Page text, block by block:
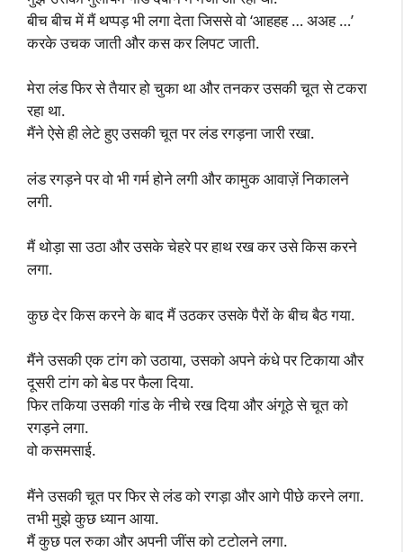
बीच बीच में मैं थप्पड़ भी लगा देता जिससे वो ‘आहहह … अअह …’
करके उचक जाती और कस कर लिपट जाती.
मेरा लंड फिर से तैयार हो चुका था और तनकर उसकी चूत से टकरा
रहा था.
मैंने ऐसे ही लेटे हुए उसकी चूत पर लंड रगड़ना जारी रखा.
लंड रगड़ने पर वो भी गर्म होने लगी और कामुक आवाज़ें निकालने
लगी.
मैं थोड़ा सा उठा और उसके चेहरे पर हाथ रख कर उसे किस करने
लगा.
कुछ देर किस करने के बाद मैं उठकर उसके पैरों के बीच बैठ गया.
मैंने उसकी एक टांग को उठाया, उसको अपने कंधे पर टिकाया और
दूसरी टांग को बेड पर फैला दिया.
फिर तकिया उसकी गांड के नीचे रख दिया और अंगूठे से चूत को
रगड़ने लगा.
वो कसमसाई.
मैंने उसकी चूत पर फिर से लंड को रगड़ा और आगे पीछे करने लगा.
तभी मुझे कुछ ध्यान आया.
मैं कुछ पल रुका और अपनी जींस को टटोलने लगा.